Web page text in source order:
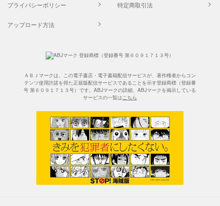
プライバシーポリシー 特定商取引法
アップロード方法
ＡＢＪマークは、この電子書店・電子書籍配信サービスが、著作権者からコン
テンツ使用許諾を得た正規版配信サービスであることを示す登録商標（登録番
号 第６０９１７１３号）です。ABJマークの詳細、ABJマークを掲示している
サービスの一覧はこちら